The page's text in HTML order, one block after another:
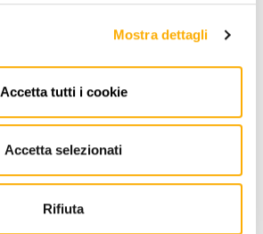
Mostra dettagli
Accetta tutti i cookie
Accetta selezionati
Rifiuta